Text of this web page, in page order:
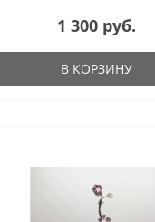
1 300 руб.
В КОРЗИНУ